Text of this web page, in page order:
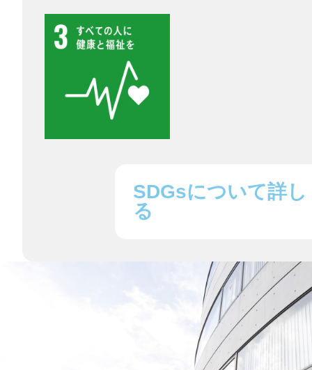
SDGsについて詳し
る
八女